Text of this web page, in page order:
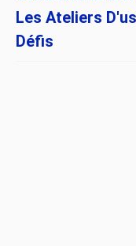
Les Ateliers
Défis